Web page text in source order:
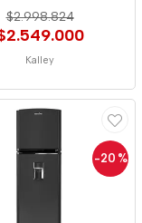
$2.998.824
Kalley
-20 %